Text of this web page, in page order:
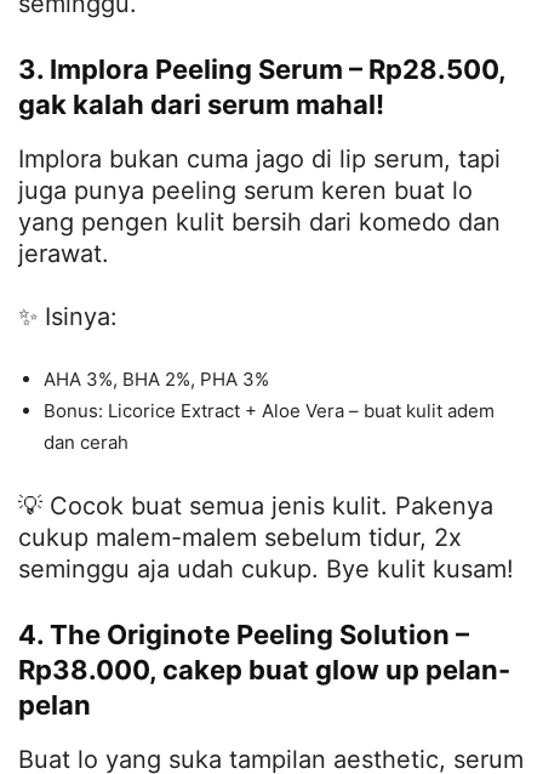
3. Implora Peeling Serum – Rp28.500,
gak kalah dari serum mahal!
Implora bukan cuma jago di lip serum, tapi
juga punya peeling serum keren buat lo
yang pengen kulit bersih dari komedo dan
jerawat.
✨ Isinya:
AHA 3%, BHA 2%, PHA 3%
Bonus: Licorice Extract + Aloe Vera – buat kulit adem
dan cerah
💡 Cocok buat semua jenis kulit. Pakenya
cukup malem-malem sebelum tidur, 2x
seminggu aja udah cukup. Bye kulit kusam!
4. The Originote Peeling Solution –
Rp38.000, cakep buat glow up pelan-
pelan
Buat lo yang suka tampilan aesthetic, serum